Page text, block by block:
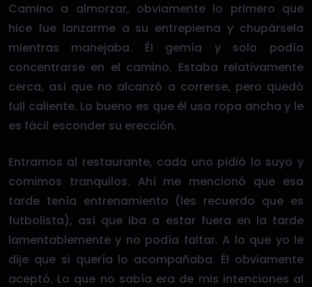
Camino a almorzar, obviamente lo primero que
hice fue lanzarme a su entrepierna y chupársela
mientras manejaba. Él gemía y solo podía
concentrarse en el camino. Estaba relativamente
cerca, así que no alcanzó a correrse, pero quedó
full caliente. Lo bueno es que él usa ropa ancha y le
es fácil esconder su erección.
Entramos al restaurante, cada uno pidió lo suyo y
comimos tranquilos. Ahí me mencionó que esa
tarde tenía entrenamiento (les recuerdo que es
futbolista), así que iba a estar fuera en la tarde
lamentablemente y no podía faltar. A lo que yo le
dije que si quería lo acompañaba. Él obviamente
aceptó. Lo que no sabía era de mis intenciones al